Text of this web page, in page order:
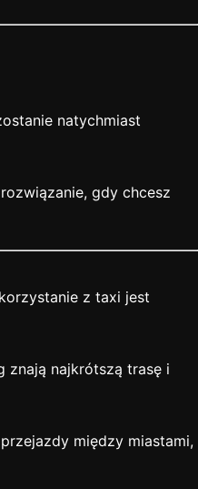
natychmiast
gdy chcesz
z taxi jest
znają najkrótszą trasę i
między miastami,